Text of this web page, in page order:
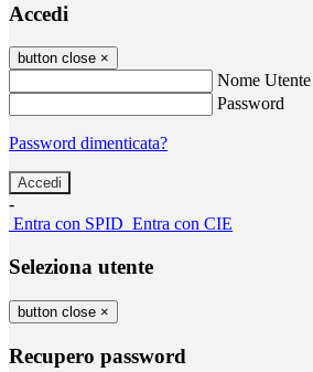
Accedi
button close ×
Nome Utente
Password
Password dimenticata?
-
Entra con SPID Entra con CIE
Seleziona utente
button close ×
Recupero password